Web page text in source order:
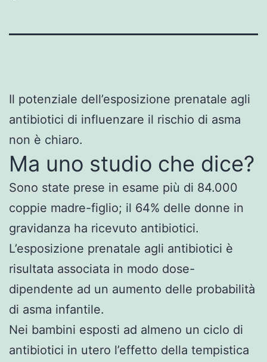
Il potenziale dell’esposizione prenatale agli
antibiotici di influenzare il rischio di asma
non è chiaro.
Ma uno studio che dice?
Sono state prese in esame più di 84.000
coppie madre-figlio; il 64% delle donne in
gravidanza ha ricevuto antibiotici.
L’esposizione prenatale agli antibiotici è
risultata associata in modo dose-
dipendente ad un aumento delle probabilità
di asma infantile.
Nei bambini esposti ad almeno un ciclo di
antibiotici in utero l’effetto della tempistica